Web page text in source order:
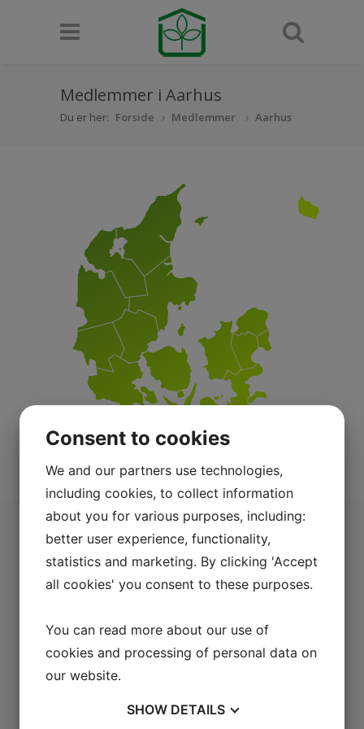
Medlemmer i Aarhus
Du er her: Forside Medlemmer Aarhus
Jydsk Planteservice
6000 Kolding
Ankenævn
Brancheforeningen for Indendørs
Beplantningsfirmaer har et ankenævn, der
Som kunde kan man henvende sig til
ankenævnet, hvis man er utilfreds med
kvaliteten eller prisen på det udførte arbejde
Consent to cookies
We and our partners use technologies,
including cookies, to collect information
about you for various purposes, including:
better user experience, functionality,
statistics and marketing. By clicking 'Accept
all cookies' you consent to these purposes.
You can read more about our use of
cookies and processing of personal data on
our website.
SHOW DETAILS